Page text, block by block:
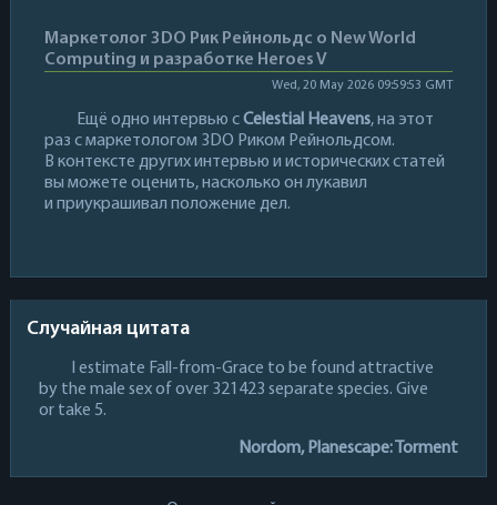
Маркетолог 3DO Рик Рейнольдс о New World
Computing и разработке Heroes V
Wed, 20 May 2026 09:59:53 GMT
Ещё одно интервью сCelestial Heavens, на этот
раз с маркетологом 3DO Риком Рейнольдсом.
В контексте других интервью и исторических статей
вы можете оценить, насколько он лукавил
и приукрашивал положение дел.
Случайная цитата
I estimate Fall-from-Grace to be found attractive
by the male sex of over 321423 separate species. Give
or take 5.
Nordom, Planescape: Torment